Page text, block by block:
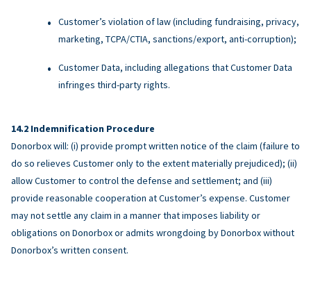
Customer’s violation of law (including fundraising, privacy,
marketing, TCPA/CTIA, sanctions/export, anti-corruption);
Customer Data, including allegations that Customer Data
infringes third-party rights.
Indemnification Procedure
Donorbox will: (i) provide prompt written notice of the claim (failure to
do so relieves Customer only to the extent materially prejudiced); (ii)
allow Customer to control the defense and settlement; and (iii)
provide reasonable cooperation at Customer’s expense. Customer
may not settle any claim in a manner that imposes liability or
obligations on Donorbox or admits wrongdoing by Donorbox without
Donorbox’s written consent.